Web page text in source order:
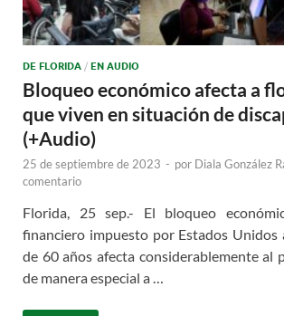
DE FLORIDA / EN AUDIO
Bloqueo económico afecta a
que viven en situación de
(+Audio)
25 de septiembre de 2023 - por Diala González
comentario
Florida, 25 sep.- El bloqueo
financiero impuesto por Estados Unidos
de 60 años afecta considerablemente al
de manera especial a …